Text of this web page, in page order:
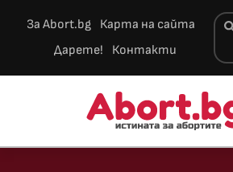
За Abort.bg
Карта на сайта
Дарете!
Контакти